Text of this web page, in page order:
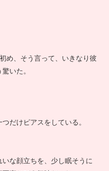
め、そう言って、いきなり彼
いた。
だけピアスをしている。
な顔立ちを、少し眠そうに